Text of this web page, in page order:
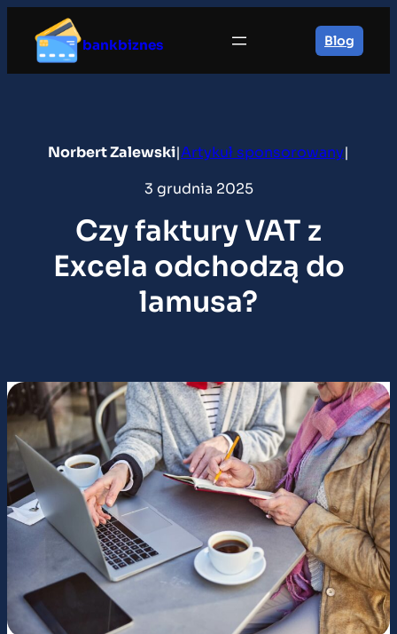
treści
bankbiznes Blog
Norbert Zalewski|Artykuł sponsorowany|
3 grudnia 2025
Czy faktury VAT z
Excela odchodzą do
lamusa?